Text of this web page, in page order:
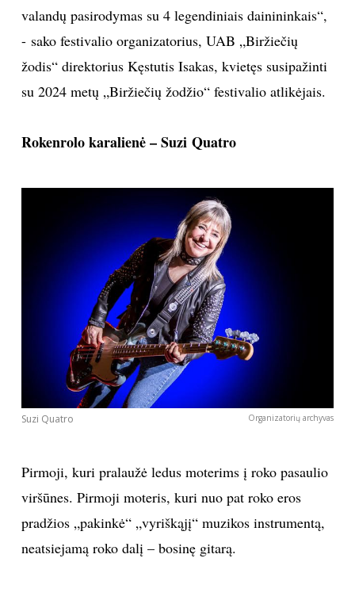
NELAIMĖS
Sekite mus:
PRENUMERUOK
NAUJIENLAIŠKĮ
valandų pasirodymas su 4 legendiniais dainininkais“,
- sako festivalio organizatorius, UAB „Biržiečių
žodis“ direktorius Kęstutis Isakas, kvietęs susipažinti
su 2024 metų „Biržiečių žodžio“ festivalio atlikėjais.
Rokenrolo karalienė – Suzi Quatro
Suzi Quatro Organizatorių archyvas
Pirmoji, kuri pralaužė ledus moterims į roko pasaulio
viršūnes. Pirmoji moteris, kuri nuo pat roko eros
pradžios „pakinkė“ „vyriškąjį“ muzikos instrumentą,
neatsiejamą roko dalį – bosinę gitarą.